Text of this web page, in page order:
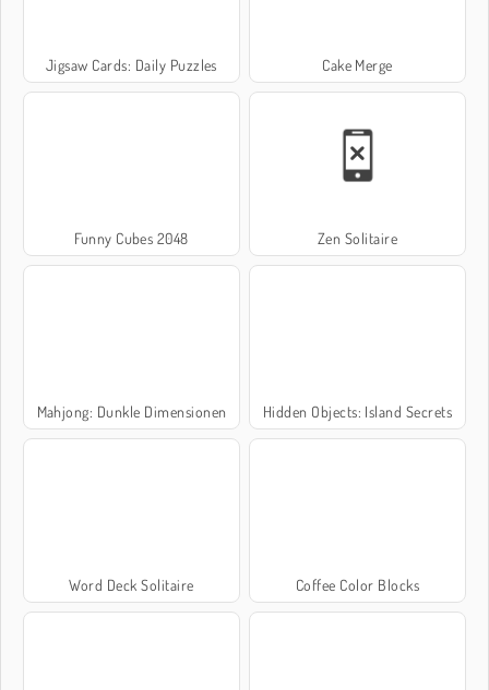
Jigsaw Cards: Daily Puzzles Cake Merge
Funny Cubes 2048 Zen Solitaire
Mahjong: Dunkle Dimensionen Hidden Objects: Island Secrets
Word Deck Solitaire Coffee Color Blocks